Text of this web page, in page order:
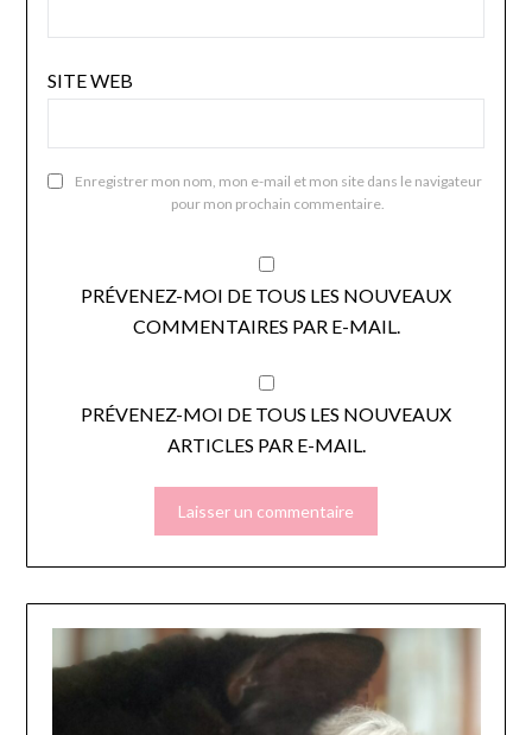
SITE WEB
Enregistrer mon nom, mon e-mail et mon site dans le navigateur
pour mon prochain commentaire.
PRÉVENEZ-MOI DE TOUS LES NOUVEAUX
COMMENTAIRES PAR E-MAIL.
PRÉVENEZ-MOI DE TOUS LES NOUVEAUX
ARTICLES PAR E-MAIL.